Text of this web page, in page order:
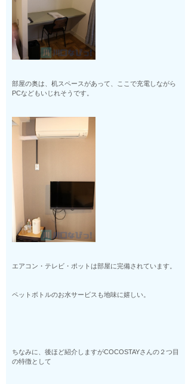
部屋の奥は、机スペースがあって、ここで充電しながら
PCなどもいじれそうです。
エアコン・テレビ・ポットは部屋に完備されています。
ペットボトルのお水サービスも地味に嬉しい。
ちなみに、後ほど紹介しますがCOCOSTAYさんの２つ目
の特徴として